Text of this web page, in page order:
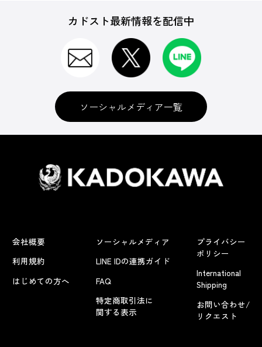
カドスト最新情報を配信中
ソーシャルメディア一覧
会社概要
利用規約
はじめての方へ
ソーシャルメディア
LINE IDの連携ガイド
FAQ
特定商取引法に
関する表示
プライバシー
ポリシー
International
Shipping
お問い合わせ/
リクエスト